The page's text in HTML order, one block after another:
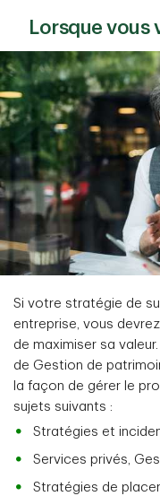
Lorsque vous
Si votre stratégie de
entreprise, vous
de maximiser sa
de Gestion de
la façon de gérer le
sujets suivants :
Stratégies et
Services privés,
Stratégies de